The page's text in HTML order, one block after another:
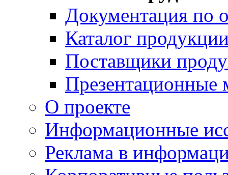
Документация по
Каталог
Поставщики
Презентационные
О проекте
Информационные
Реклама в